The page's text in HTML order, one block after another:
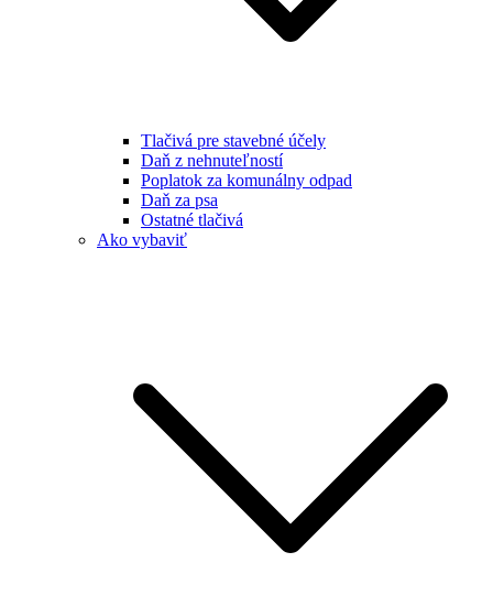
Tlačivá pre stavebné účely
Daň z nehnuteľností
Poplatok za komunálny odpad
Daň za psa
Ostatné tlačivá
Ako vybaviť